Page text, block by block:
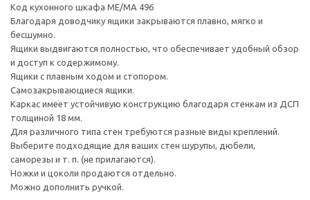
Код кухонного шкафа ME/MA 496
Благодаря доводчику ящики закрываются плавно, мягко и
бесшумно.
Ящики выдвигаются полностью, что обеспечивает удобный обзор
и доступ к содержимому.
Ящики с плавным ходом и стопором.
Самозакрывающиеся ящики.
Каркас имеет устойчивую конструкцию благодаря стенкам из ДСП
толщиной 18 мм.
Для различного типа стен требуются разные виды креплений.
Выберите подходящие для ваших стен шурупы, дюбели,
саморезы и т. п. (не прилагаются).
Ножки и цоколи продаются отдельно.
Можно дополнить ручкой.